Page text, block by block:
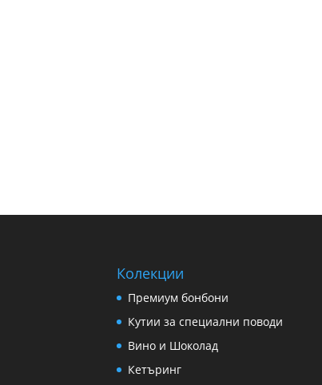
Колекции
Премиум бонбони
Кутии за специални поводи
Вино и Шоколад
Кетъринг